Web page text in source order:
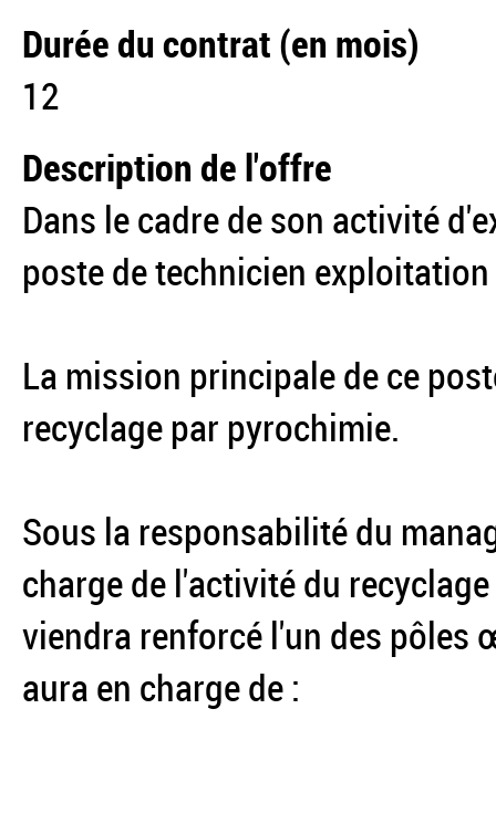
Durée du contrat (en mois)
12
Description de l'offre
Dans le cadre de son activité
poste de technicien
La mission principale de ce
recyclage par pyrochimie.
Sous la responsabilité du
charge de l'activité du
viendra renforcé l'un des
aura en charge de :